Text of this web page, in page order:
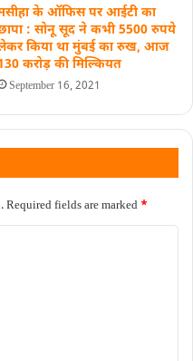
के ऑफिस पर आईटी का
: सोनू सूद ने कभी 5500 रुपये
किया था मुंबई का रुख, आज
करोड़ की ​मिल्कियत
September 16, 2021
Required fields are marked *